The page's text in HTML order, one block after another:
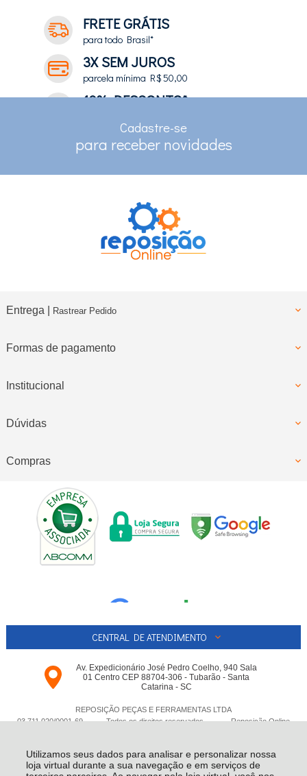
Utilizamos seus dados para analisar e personalizar nossa
loja virtual durante a sua navegação e em serviços de
FRETE GRÁTIS
para todo Brasil*
3X SEM JUROS
parcela mínima R$ 50,00
10% DESCONTO*
RASTREAMENTO
Cadastre-se
para receber novidades
Entrega | Rastrear Pedido
Formas de pagamento
Institucional
Dúvidas
Compras
CENTRAL DE ATENDIMENTO
Av. Expedicionário José Pedro Coelho, 940 Sala
01 Centro CEP 88704-306 - Tubarão - Santa
Catarina - SC
REPOSIÇÃO PEÇAS E FERRAMENTAS LTDA
03.711.020/0001-­69 - Todos os direitos reservados-Reposição Online